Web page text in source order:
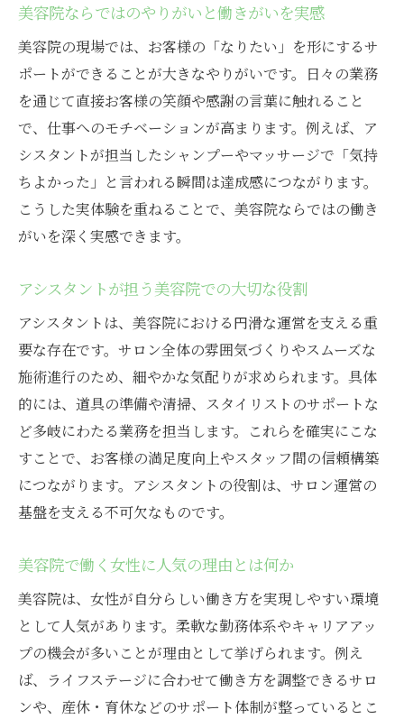
法
美容院で働くスタッフの声から学ぶ選び方
美容院選びで失敗しない理想の条件チェッ
ク
美容院ならではのやりがいと働きがいを実感
美容院の現場では、お客様の「なりたい」を形にするサ
ポートができることが大きなやりがいです。日々の業務
を通じて直接お客様の笑顔や感謝の言葉に触れること
で、仕事へのモチベーションが高まります。例えば、ア
シスタントが担当したシャンプーやマッサージで「気持
ちよかった」と言われる瞬間は達成感につながります。
こうした実体験を重ねることで、美容院ならではの働き
がいを深く実感できます。
アシスタントが担う美容院での大切な役割
アシスタントは、美容院における円滑な運営を支える重
要な存在です。サロン全体の雰囲気づくりやスムーズな
施術進行のため、細やかな気配りが求められます。具体
的には、道具の準備や清掃、スタイリストのサポートな
ど多岐にわたる業務を担当します。これらを確実にこな
すことで、お客様の満足度向上やスタッフ間の信頼構築
につながります。アシスタントの役割は、サロン運営の
基盤を支える不可欠なものです。
美容院で働く女性に人気の理由とは何か
美容院は、女性が自分らしい働き方を実現しやすい環境
として人気があります。柔軟な勤務体系やキャリアアッ
プの機会が多いことが理由として挙げられます。例え
ば、ライフステージに合わせて働き方を調整できるサロ
ンや、産休・育休などのサポート体制が整っているとこ